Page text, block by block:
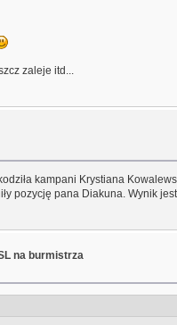
zaleje itd...
kampani Krystiana
pozycję pana Diakuna. Wynik
na burmistrza